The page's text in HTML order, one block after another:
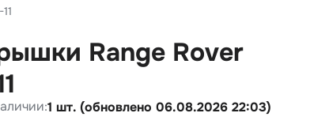
Range Rover
1 шт. (обновлено 06.08.2026 22:03)